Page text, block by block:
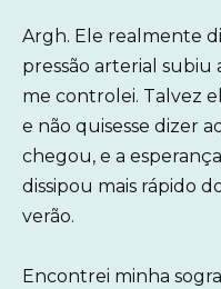
Argh. Ele realmente
pressão arterial subiu
me controlei. Talvez
e não quisesse dizer
chegou, e a
dissipou mais rápido
verão.
Encontrei minha